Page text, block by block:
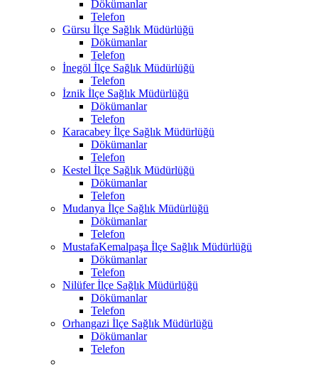
Dökümanlar
Telefon
Gürsu İlçe Sağlık Müdürlüğü
Dökümanlar
Telefon
İnegöl İlçe Sağlık Müdürlüğü
Telefon
İznik İlçe Sağlık Müdürlüğü
Dökümanlar
Telefon
Karacabey İlçe Sağlık Müdürlüğü
Dökümanlar
Telefon
Kestel İlçe Sağlık Müdürlüğü
Dökümanlar
Telefon
Mudanya İlçe Sağlık Müdürlüğü
Dökümanlar
Telefon
MustafaKemalpaşa İlçe Sağlık Müdürlüğü
Dökümanlar
Telefon
Nilüfer İlçe Sağlık Müdürlüğü
Dökümanlar
Telefon
Orhangazi İlçe Sağlık Müdürlüğü
Dökümanlar
Telefon